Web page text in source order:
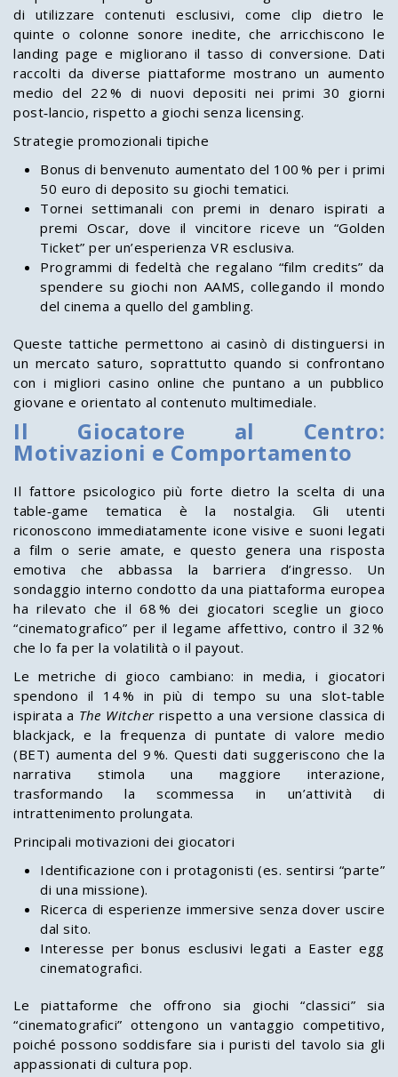
di utilizzare contenuti esclusivi, come clip dietro le
quinte o colonne sonore inedite, che arricchiscono le
landing page e migliorano il tasso di conversione. Dati
raccolti da diverse piattaforme mostrano un aumento
medio del 22 % di nuovi depositi nei primi 30 giorni
post‑lancio, rispetto a giochi senza licensing.
Strategie promozionali tipiche
Bonus di benvenuto aumentato del 100 % per i primi
50 euro di deposito su giochi tematici.
Tornei settimanali con premi in denaro ispirati a
premi Oscar, dove il vincitore riceve un “Golden
Ticket” per un’esperienza VR esclusiva.
Programmi di fedeltà che regalano “film credits” da
spendere su giochi non AAMS, collegando il mondo
del cinema a quello del gambling.
Queste tattiche permettono ai casinò di distinguersi in
un mercato saturo, soprattutto quando si confrontano
con i migliori casino online che puntano a un pubblico
giovane e orientato al contenuto multimediale.
Il Giocatore al Centro:
Motivazioni e Comportamento
Il fattore psicologico più forte dietro la scelta di una
table‑game tematica è la nostalgia. Gli utenti
riconoscono immediatamente icone visive e suoni legati
a film o serie amate, e questo genera una risposta
emotiva che abbassa la barriera d’ingresso. Un
sondaggio interno condotto da una piattaforma europea
ha rilevato che il 68 % dei giocatori sceglie un gioco
“cinematografico” per il legame affettivo, contro il 32 %
che lo fa per la volatilità o il payout.
Le metriche di gioco cambiano: in media, i giocatori
spendono il 14 % in più di tempo su una slot‑table
ispirata a The Witcherrispetto a una versione classica di
blackjack, e la frequenza di puntate di valore medio
(BET) aumenta del 9 %. Questi dati suggeriscono che la
narrativa stimola una maggiore interazione,
trasformando la scommessa in un’attività di
intrattenimento prolungata.
Principali motivazioni dei giocatori
Identificazione con i protagonisti (es. sentirsi “parte”
di una missione).
Ricerca di esperienze immersive senza dover uscire
dal sito.
Interesse per bonus esclusivi legati a Easter egg
cinematografici.
Le piattaforme che offrono sia giochi “classici” sia
“cinematografici” ottengono un vantaggio competitivo,
poiché possono soddisfare sia i puristi del tavolo sia gli
appassionati di cultura pop.